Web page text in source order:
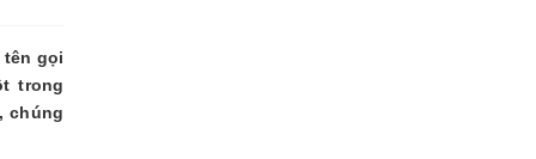
gọi
trong
chúng